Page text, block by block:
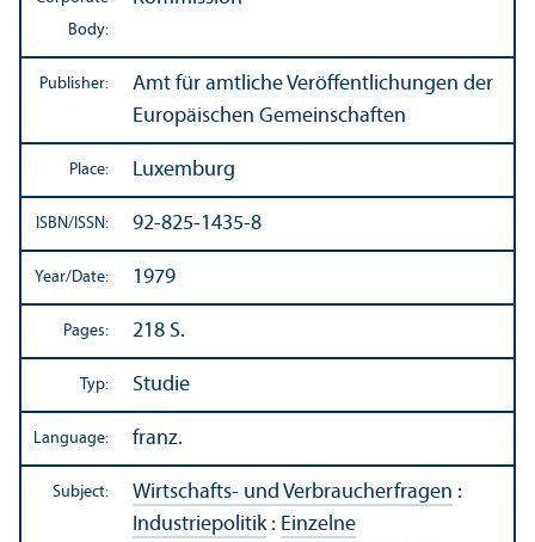
Body:
Publisher:
Amt für amtliche Veröffentlichungen der
Europäischen Gemeinschaften
Place: Luxemburg
ISBN/ISSN: 92-825-1435-8
Year/Date: 1979
Pages: 218 S.
Typ: Studie
Language: franz.
Subject: Wirtschafts- und Verbraucherfragen :
Industriepolitik: Einzelne